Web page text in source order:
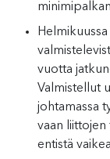
vuotta
Valmistellut
johtamassa
vaan liittojen
entistä